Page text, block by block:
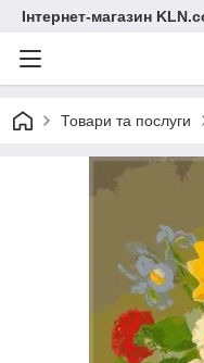
Інтернет-магазин
Товари та послуги